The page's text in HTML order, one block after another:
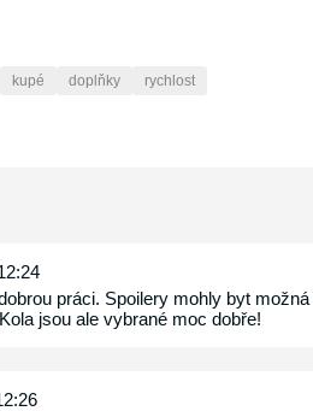
kupé doplňky rychlost
práci. Spoilery mohly byt
jsou ale vybrané moc dobře!